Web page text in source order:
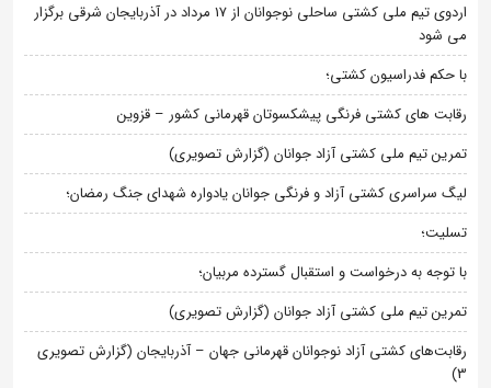
اردوی تیم ملی کشتی ساحلی نوجوانان از 17 مرداد در آذربایجان شرقی برگزار
می شود
با حکم فدراسیون کشتی؛
رقابت های کشتی فرنگی پیشکسوتان قهرمانی کشور – قزوین
تمرین تیم ملی کشتی آزاد جوانان (گزارش تصویری)
لیگ سراسری کشتی آزاد و فرنگی جوانان یادواره شهدای جنگ رمضان؛
تسلیت؛
با توجه به درخواست و استقبال گسترده مربیان؛
تمرین تیم ملی کشتی آزاد جوانان (گزارش تصویری)
رقابت‌های کشتی آزاد نوجوانان قهرمانی جهان – آذربایجان (گزارش تصویری
3)